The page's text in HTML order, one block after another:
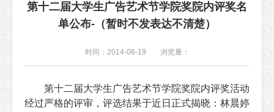
第十二届大学生广告艺术节学院奖院内评奖名
单公布-（暂时不发表达不清楚）
时间：2014-06-19 浏览量：
第十二届大学生广告艺术节学院奖院内评奖活动
经过严格的评审，评选结果于近日正式揭晓：林晨婷